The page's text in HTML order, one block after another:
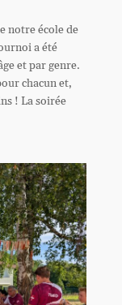
notre école de
a été
et par genre.
chacun et,
! La soirée